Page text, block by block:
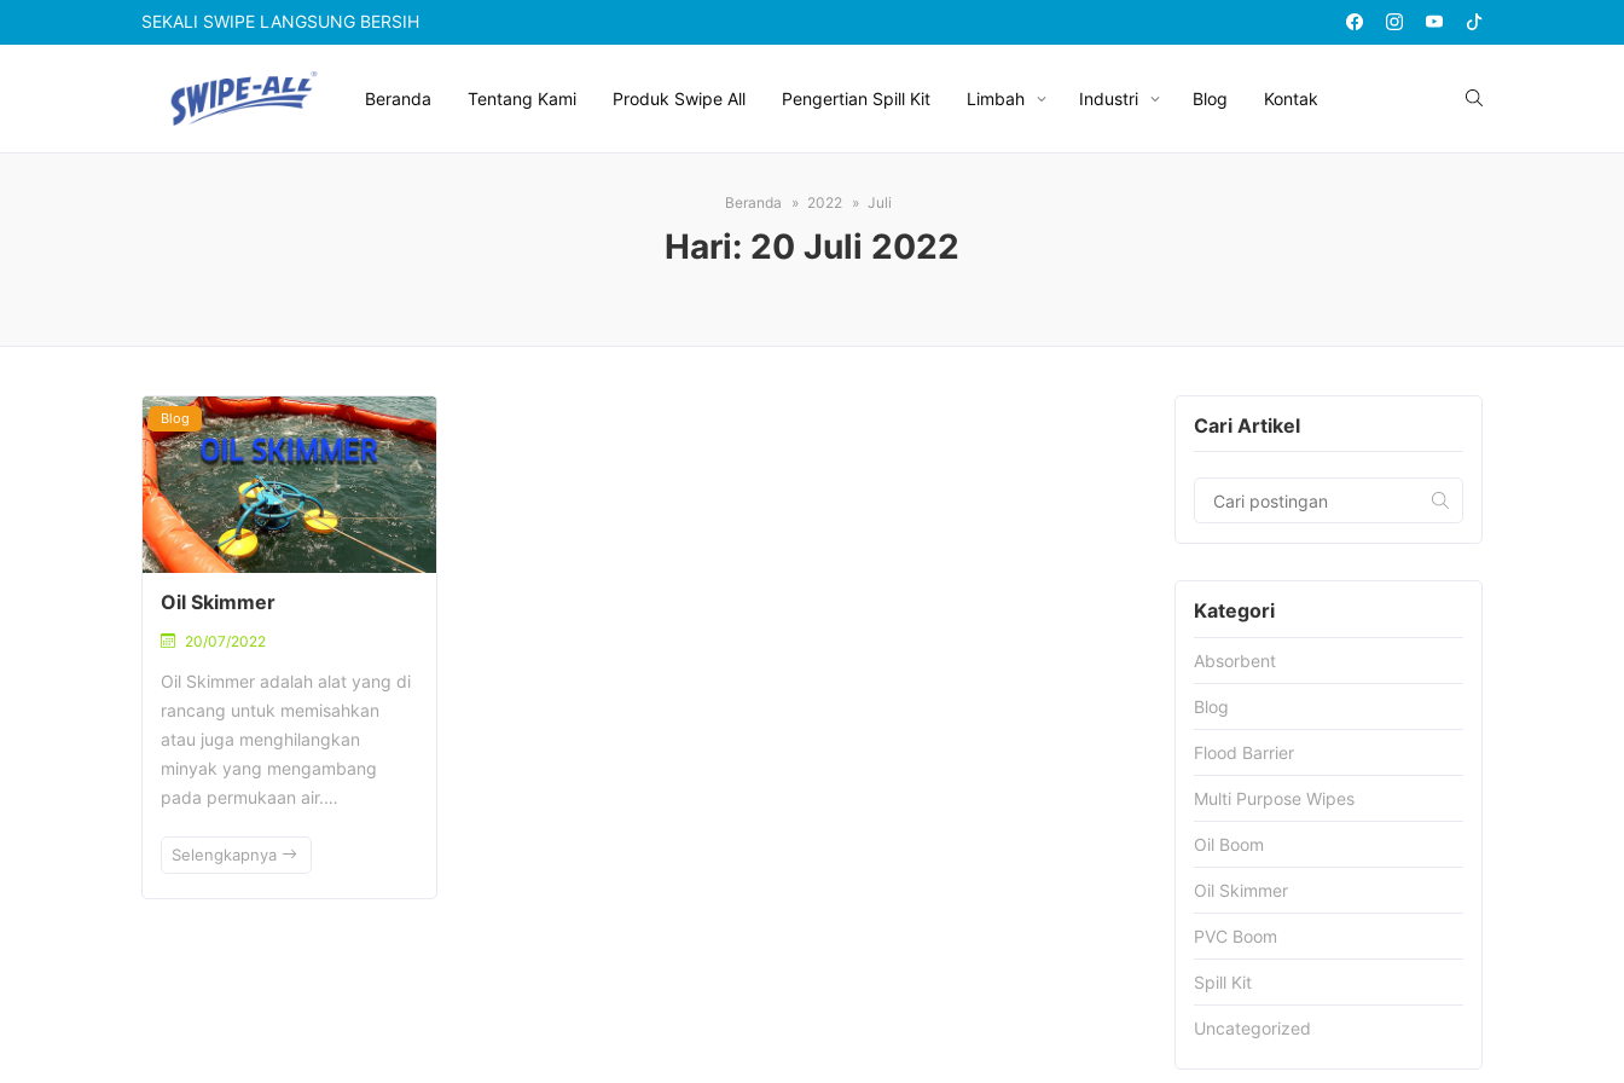
SEKALI SWIPE LANGSUNG BERSIH
Beranda Tentang Kami Produk Swipe All Pengertian Spill Kit Limbah Industri Blog Kontak
Beranda 2022 Juli
Hari: 20 Juli 2022
Blog
Oil Skimmer
20/07/2022
Oil Skimmer adalah alat yang di
rancang untuk memisahkan
atau juga menghilangkan
minyak yang mengambang
pada permukaan air.…
Selengkapnya
Cari Artikel
Kategori
Absorbent
Blog
Flood Barrier
Multi Purpose Wipes
Oil Boom
Oil Skimmer
PVC Boom
Spill Kit
Uncategorized